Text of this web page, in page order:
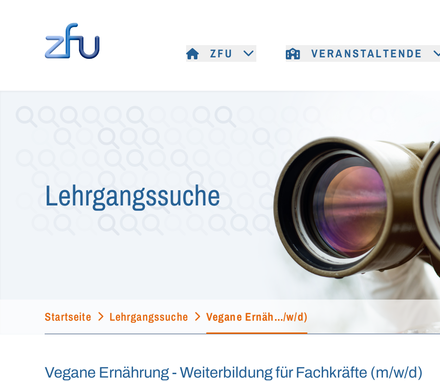
ZFU VERANSTALTENDE
Lehrgangssuche
Startseite Lehrgangssuche Vegane Ernäh.../w/d)
Vegane Ernährung - Weiterbildung für Fachkräfte (m/w/d)